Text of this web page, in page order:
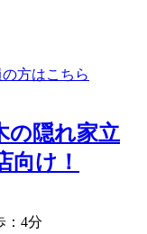
方はこちら
の隠れ家立
向け！
：4分